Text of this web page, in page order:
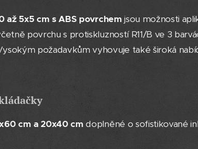
až 5x5 cm s ABS povrchem jsou možnosti
povrchu s protiskluzností R11/B ve 3
požadavkům vyhovuje také široká
cm a 20x40 cm doplněné o sofistikované